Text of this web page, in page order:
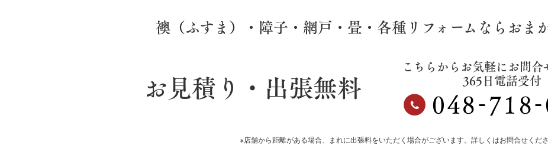
襖（ふすま）・障子・網戸・畳・各種リフォームならおま
お見積り・出張無料
こちらからお気軽にお問
365日電話受付
※店舗から距離がある場合、まれに出張料をいただく場合がございます。詳しくはお問合せくだ